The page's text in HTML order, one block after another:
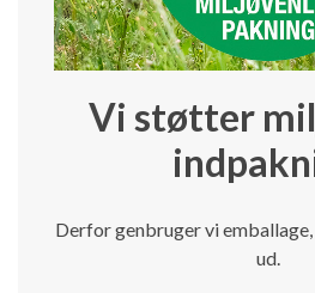
Vi støtter
Derfor genbruger vi
ud.